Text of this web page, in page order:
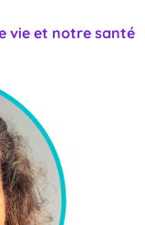
vie et notre santé